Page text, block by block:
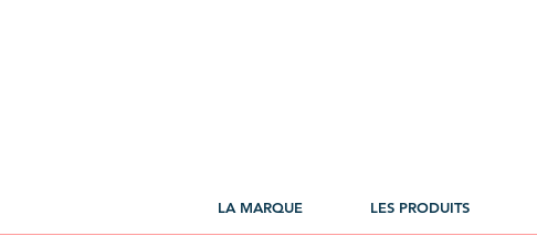
LA MARQUE LES PRODUITS